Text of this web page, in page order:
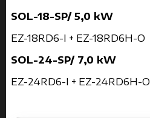
SOL-18-SP/ 5,0 kW
EZ-18RD6-I + EZ-18RD6H-O
SOL-24-SP/ 7,0 kW
EZ-24RD6-I + EZ-24RD6H-O